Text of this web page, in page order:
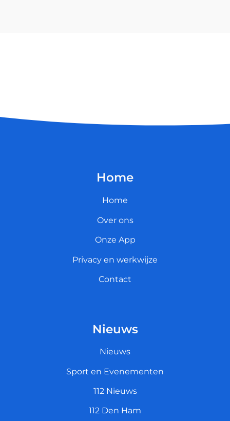
Home
Home
Over ons
Onze App
Privacy en werkwijze
Contact
Nieuws
Nieuws
Sport en Evenementen
112 Nieuws
112 Den Ham